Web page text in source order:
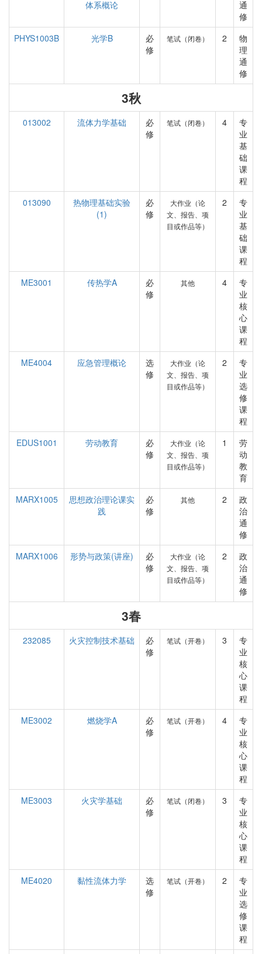
体系概论
通
修
PHYS1003B
光学B
必
修
笔试（闭卷） 2
物
理
通
修
3秋
013002 流体力学基础
必
修
笔试（闭卷） 4
专
业
基
础
课
程
013090
热物理基础实验
(1)
必
修
大作业（论
文、报告、项
目或作品等）
2
专
业
基
础
课
程
ME3001
传热学A
必
修
其他 4
专
业
核
心
课
程
ME4004
应急管理概论
选
修
大作业（论
文、报告、项
目或作品等）
2
专
业
选
修
课
程
EDUS1001
劳动教育
必
修
大作业（论
文、报告、项
目或作品等）
1
劳
动
教
育
MARX1005
思想政治理论课实
践
必
修
其他 2
政
治
通
修
MARX1006
形势与政策(讲座)
必
修
大作业（论
文、报告、项
目或作品等）
2
政
治
通
修
3春
232085 火灾控制技术基础
必
修
笔试（开卷） 3
专
业
核
心
课
程
ME3002
燃烧学A
必
修
笔试（开卷） 4
专
业
核
心
课
程
ME3003
火灾学基础
必
修
笔试（闭卷） 3
专
业
核
心
课
程
ME4020
黏性流体力学
选
修
笔试（开卷） 2
专
业
选
修
课
程